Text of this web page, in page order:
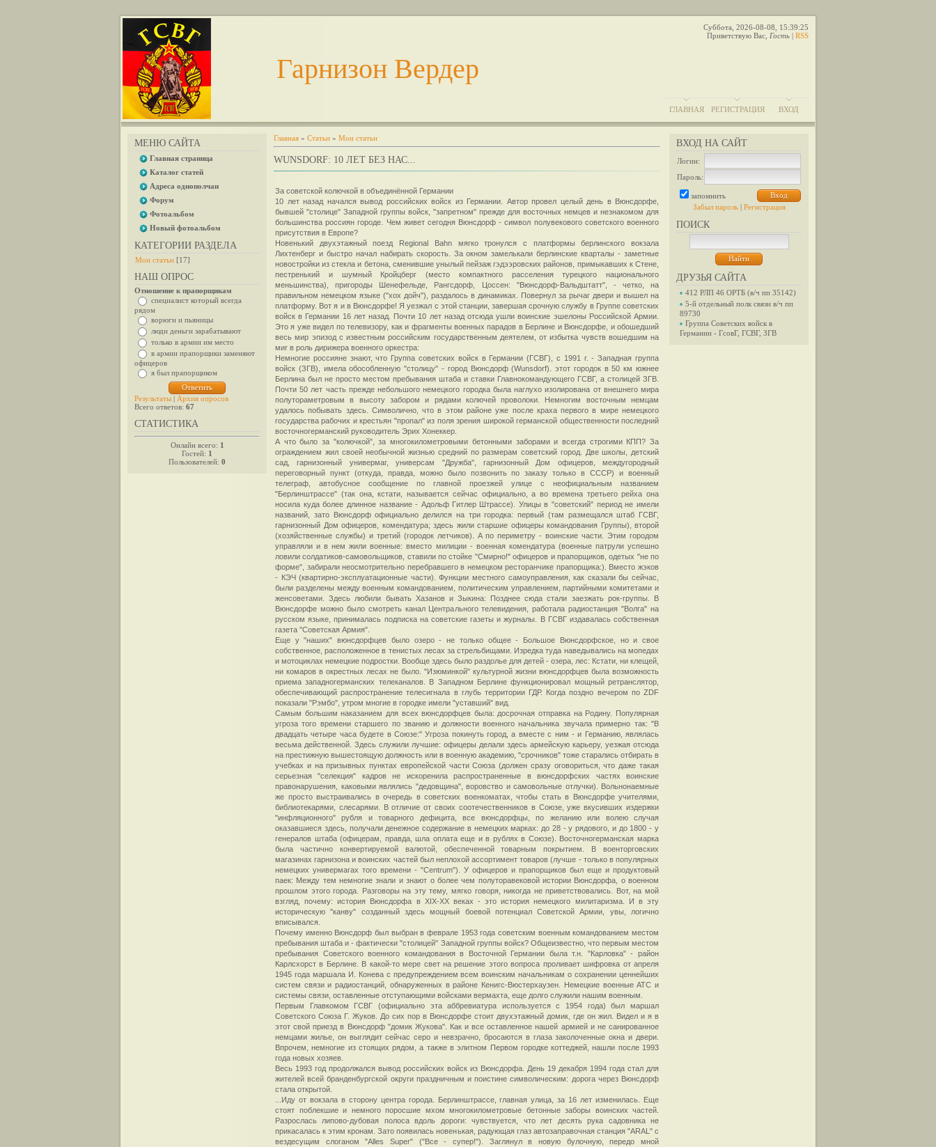
Гарнизон Вердер
Суббота, 2026-08-08, 15:39:25
Приветствую Вас Гость | RSS
ГЛАВНАЯ РЕГИСТРАЦИЯ ВХОД
МЕНЮ САЙТА
Главная страница
Каталог статей
Адреса однополчан
Форум
Фотоальбом
Новый фотоальбом
КАТЕГОРИИ РАЗДЕЛА
Мои статьи [17]
НАШ ОПРОС
Отношение к прапорщикам
специалист который всегда
рядом
ворюги и пьяницы
люди деньги зарабатывают
только в армии им место
в армии прапорщики заменяют
офицеров
я был прапорщиком
Результаты | Архив опросов
Всего ответов: 67
СТАТИСТИКА
Онлайн всего: 1
Гостей: 1
Пользователей: 0
ВХОД НА САЙТ
Логин:
Пароль:
запомнить
Забыл пароль| Регистрация
ПОИСК
ДРУЗЬЯ САЙТА
412 РЛП 46 ОРТБ (в/ч пп 35142)
5-й отдельный полк связи в/ч пп
89730
Группа Советских войск в
Германии - ГсовГ, ГСВГ, ЗГВ
Главная » Статьи » Мои статьи
WUNSDORF: 10 ЛЕТ БЕЗ НАС...
За советской колючкой в объединённой Германии
10 лет назад начался вывод российских войск из Германии. Автор провел целый день в Вюнсдорфе,
бывшей "столице" Западной группы войск, "запретном" прежде для восточных немцев и незнакомом для
большинства россиян городе. Чем живет сегодня Вюнсдорф - символ полувекового советского военного
присутствия в Европе?
Новенький двухэтажный поезд Regional Bahn мягко тронулся с платформы берлинского вокзала
Лихтенберг и быстро начал набирать скорость. За окном замелькали берлинские кварталы - заметные
новостройки из стекла и бетона, сменившие унылый пейзаж гэдээровских районов, примыкавших к Стене,
пестренький и шумный Кройцберг (место компактного расселения турецкого национального
меньшинства), пригороды Шенефельде, Рангсдорф, Цоссен: "Вюнсдорф-Вальдштатт", - четко, на
правильном немецком языке ("хох дойч"), раздалось в динамиках. Повернул за рычаг двери и вышел на
платформу. Вот я и в Вюнсдорфе! Я уезжал с этой станции, завершая срочную службу в Группе советских
войск в Германии 16 лет назад. Почти 10 лет назад отсюда ушли воинские эшелоны Российской Армии.
Это я уже видел по телевизору, как и фрагменты военных парадов в Берлине и Вюнсдорфе, и обошедший
весь мир эпизод с известным российским государственным деятелем, от избытка чувств вошедшим на
миг в роль дирижера военного оркестра:
Немногие россияне знают, что Группа советских войск в Германии (ГСВГ), с 1991 г. - Западная группа
войск (ЗГВ), имела обособленную "столицу" - город Вюнсдорф (Wunsdorf). этот городок в 50 км южнее
Берлина был не просто местом пребывания штаба и ставки Главнокомандующего ГСВГ, а столицей ЗГВ.
Почти 50 лет часть прежде небольшого немецкого городка была наглухо изолирована от внешнего мира
полутораметровым в высоту забором и рядами колючей проволоки. Немногим восточным немцам
удалось побывать здесь. Символично, что в этом районе уже после краха первого в мире немецкого
государства рабочих и крестьян "пропал" из поля зрения широкой германской общественности последний
восточногерманский руководитель Эрих Хонеккер.
А что было за "колючкой", за многокилометровыми бетонными заборами и всегда строгими КПП? За
ограждением жил своей необычной жизнью средний по размерам советский город. Две школы, детский
сад, гарнизонный универмаг, универсам "Дружба", гарнизонный Дом офицеров, междугородный
переговорный пункт (откуда, правда, можно было позвонить по заказу только в СССР) и военный
телеграф, автобусное сообщение по главной проезжей улице с неофициальным названием
"Берлинштрассе" (так она, кстати, называется сейчас официально, а во времена третьего рейха она
носила куда более длинное название - Адольф Гитлер Штрассе). Улицы в "советский" период не имели
названий, зато Вюнсдорф официально делился на три городка: первый (там размещался штаб ГСВГ,
гарнизонный Дом офицеров, комендатура; здесь жили старшие офицеры командования Группы), второй
(хозяйственные службы) и третий (городок летчиков). А по периметру - воинские части. Этим городом
управляли и в нем жили военные: вместо милиции - военная комендатура (военные патрули успешно
ловили солдатиков-самовольщиков, ставили по стойке "Смирно!" офицеров и прапорщиков, одетых "не по
форме", забирали неосмотрительно перебравшего в немецком ресторанчике прапорщика:). Вместо жэков
- КЭЧ (квартирно-эксплуатационные части). Функции местного самоуправления, как сказали бы сейчас,
были разделены между военным командованием, политическим управлением, партийными комитетами и
женсоветами. Здесь любили бывать Хазанов и Зыкина: Позднее сюда стали заезжать рок-группы. В
Вюнсдорфе можно было смотреть канал Центрального телевидения, работала радиостанция "Волга" на
русском языке, принималась подписка на советские газеты и журналы. В ГСВГ издавалась собственная
газета "Советская Армия".
Еще у "наших" вюнсдорфцев было озеро - не только общее - Большое Вюнсдорфское, но и свое
собственное, расположенное в тенистых лесах за стрельбищами. Изредка туда наведывались на мопедах
и мотоциклах немецкие подростки. Вообще здесь было раздолье для детей - озера, лес: Кстати, ни клещей,
ни комаров в окрестных лесах не было. "Изюминкой" культурной жизни вюнсдорфцев была возможность
приема западногерманских телеканалов. В Западном Берлине функционировал мощный ретранслятор,
обеспечивающий распространение телесигнала в глубь территории ГДР. Когда поздно вечером по ZDF
показали "Рэмбо", утром многие в городке имели "уставший" вид.
Самым большим наказанием для всех вюнсдорфцев была: досрочная отправка на Родину. Популярная
угроза того времени старшего по званию и должности военного начальника звучала примерно так: "В
двадцать четыре часа будете в Союзе:" Угроза покинуть город, а вместе с ним - и Германию, являлась
весьма действенной. Здесь служили лучшие: офицеры делали здесь армейскую карьеру, уезжая отсюда
на престижную вышестоящую должность или в военную академию, "срочников" тоже старались отбирать в
учебках и на призывных пунктах европейской части Союза (должен сразу оговориться, что даже такая
серьезная "селекция" кадров не искоренила распространенные в вюнсдорфских частях воинские
правонарушения, каковыми являлись "дедовщина", воровство и самовольные отлучки). Вольнонаемные
же просто выстраивались в очередь в советских военкоматах, чтобы стать в Вюнсдорфе учителями,
библиотекарями, слесарями. В отличие от своих соотечественников в Союзе, уже вкусивших издержки
"инфляционного" рубля и товарного дефицита, все вюнсдорфцы, по желанию или волею случая
оказавшиеся здесь, получали денежное содержание в немецких марках: до 28 - у рядового, и до 1800 - у
генералов штаба (офицерам, правда, шла оплата еще и в рублях в Союзе). Восточногерманская марка
была частично конвертируемой валютой, обеспеченной товарным покрытием. В военторговских
магазинах гарнизона и воинских частей был неплохой ассортимент товаров (лучше - только в популярных
немецких универмагах того времени - "Centrum"). У офицеров и прапорщиков был еще и продуктовый
паек: Между тем немногие знали и знают о более чем полуторавековой истории Вюнсдорфа, о военном
прошлом этого города. Разговоры на эту тему, мягко говоря, никогда не приветствовались. Вот, на мой
взгляд, почему: история Вюнсдорфа в XIX-XX веках - это история немецкого милитаризма. И в эту
историческую "канву" созданный здесь мощный боевой потенциал Советской Армии, увы, логично
вписывался.
Почему именно Вюнсдорф был выбран в феврале 1953 года советским военным командованием местом
пребывания штаба и - фактически "столицей" Западной группы войск? Общеизвестно, что первым местом
пребывания Советского военного командования в Восточной Германии была т.н. "Карловка" - район
Карлсхорст в Берлине. В какой-то мере свет на решение этого вопроса проливает шифровка от апреля
1945 года маршала И. Конева с предупреждением всем воинским начальникам о сохранении ценнейших
систем связи и радиостанций, обнаруженных в районе Кенигс-Вюстерхаузен. Немецкие военные АТС и
системы связи, оставленные отступающими войсками вермахта, еще долго служили нашим военным.
Первым Главкомом ГСВГ (официально эта аббревиатура используется с 1954 года) был маршал
Советского Союза Г. Жуков. До сих пор в Вюнсдорфе стоит двухэтажный домик, где он жил. Видел и я в
этот свой приезд в Вюнсдорф "домик Жукова". Как и все оставленное нашей армией и не санированное
немцами жилье, он выглядит сейчас серо и невзрачно, бросаются в глаза заколоченные окна и двери.
Впрочем, немногие из стоящих рядом, а также в элитном Первом городке коттеджей, нашли после 1993
года новых хозяев.
Весь 1993 год продолжался вывод российских войск из Вюнсдорфа. День 19 декабря 1994 года стал для
жителей всей бранденбургской округи праздничным и поистине символическим: дорога через Вюнсдорф
стала открытой.
...Иду от вокзала в сторону центра города. Берлинштрассе, главная улица, за 16 лет изменилась. Еще
стоят поблекшие и немного поросшие мхом многокилометровые бетонные заборы воинских частей.
Разрослась липово-дубовая полоса вдоль дороги: чувствуется, что лет десять рука садовника не
прикасалась к этим кронам. Зато появилась новенькая, радующая глаз автозаправочная станция "ARAL" с
вездесущим слоганом "Alles Super" ("Все - супер!"). Заглянул в новую булочную, передо мной